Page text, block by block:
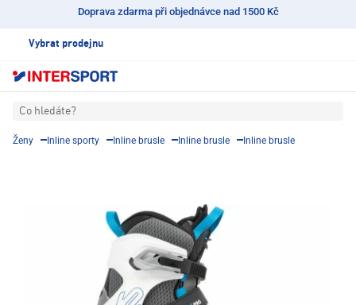
Doprava zdarma při objednávce nad 1500 Kč
Vybrat prodejnu
Co hledáte?
Ženy Inline sporty Inline brusle Inline brusle Inline brusle